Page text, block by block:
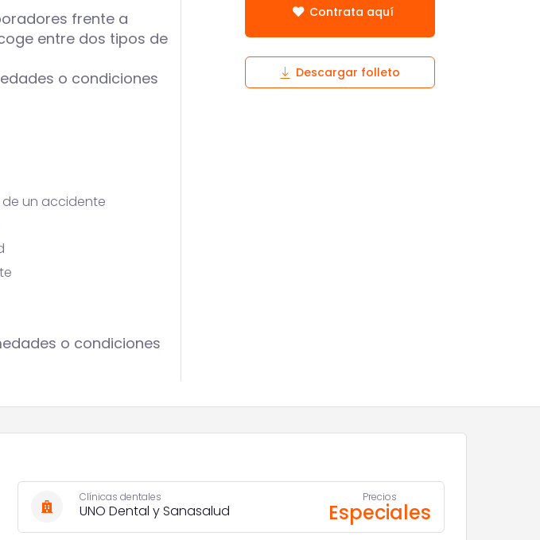
frente a
entre dos tipos de
o condiciones
un accidente
o condiciones
Contrata aquí
Descargar folleto
Clínicas dentales
UNO Dental y Sanasalud
Precios
Especiales